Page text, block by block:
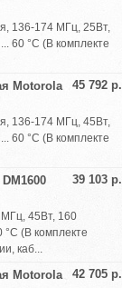
136-174 МГц, 25Вт,
60 °C (В комплекте
45 792 р.
Motorola
136-174 МГц, 45Вт,
60 °C (В комплекте
39 103 р.
45Вт, 160
°C (В комплекте
каб...
42 705 р.
Motorola